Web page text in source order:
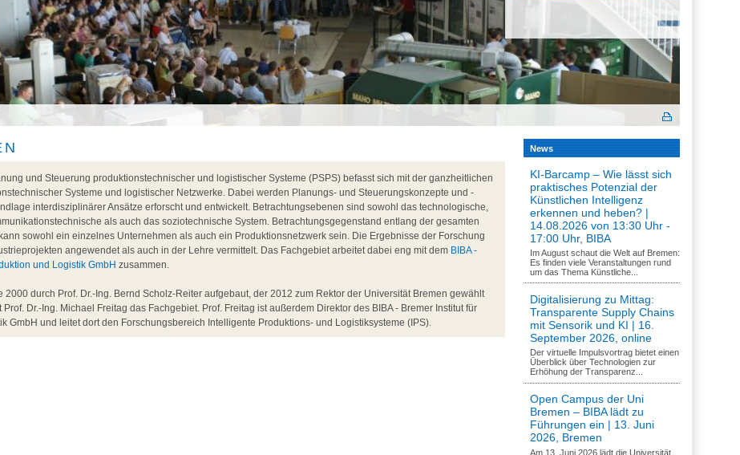
und Steuerung produktionstechnischer und logistischer Systeme (PSPS) befasst sich mit der ganzheitlichen
Systeme und logistischer Netzwerke. Dabei werden Planungs- und Steuerungskonzepte und -
interdisziplinärer Ansätze erforscht und entwickelt. Betrachtungsebenen sind sowohl das technologische,
als auch das soziotechnische System. Betrachtungsgegenstand entlang der gesamten
sowohl ein einzelnes Unternehmen als auch ein Produktionsnetzwerk sein. Die Ergebnisse der Forschung
angewendet als auch in der Lehre vermittelt. Das Fachgebiet arbeitet dabei eng mit dem BIBA -
und Logistik GmbH zusammen.
2000 durch Prof. Dr.-Ing. Bernd Scholz-Reiter aufgebaut, der 2012 zum Rektor der Universität Bremen gewählt
Dr.-Ing. Michael Freitag das Fachgebiet. Prof. Freitag ist außerdem Direktor des BIBA - Bremer Institut für
GmbH und leitet dort den Forschungsbereich Intelligente Produktions- und Logistiksysteme (IPS).
News
KI-Barcamp – Wie lässt sich
praktisches Potenzial der
Künstlichen Intelligenz
erkennen und heben? |
14.08.2026 von 13:30 Uhr -
17:00 Uhr, BIBA
Im August schaut die Welt auf Bremen:
Es finden viele Veranstaltungen rund
um das Thema Künstliche...
Digitalisierung zu Mittag:
Transparente Supply Chains
mit Sensorik und KI | 16.
September 2026, online
Der virtuelle Impulsvortrag bietet einen
Überblick über Technologien zur
Erhöhung der Transparenz...
Open Campus der Uni
Bremen – BIBA lädt zu
Führungen ein | 13. Juni
2026, Bremen
Am 13. Juni 2026 lädt die Universität